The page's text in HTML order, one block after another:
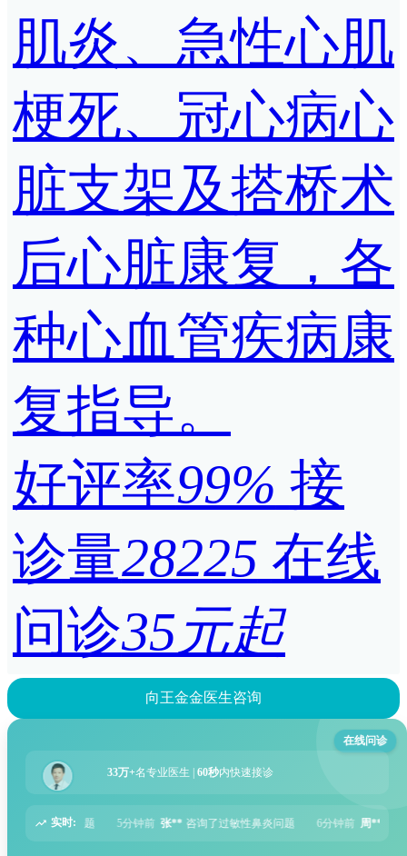
肌炎、急性心肌
梗死、冠心病心
脏支架及搭桥术
后心脏康复，各
种心血管疾病康
复指导。
好评率99% 接
诊量28225 在线
问诊35元起
向王金金医生咨询
在线问诊
33万+名专业医生 | 60秒内快速接诊
实时:
张** 咨询了过敏性鼻炎问题 6分钟前 周** 咨询了胃痛问题 8分钟前